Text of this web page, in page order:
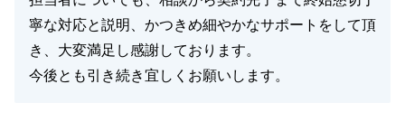
寧な対応と説明、かつきめ細やかなサポートをして頂
き、大変満足し感謝しております。
今後とも引き続き宜しくお願いします。